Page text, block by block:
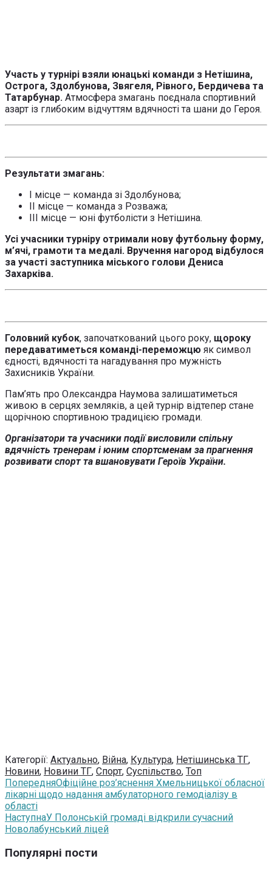
Участь у турнірі взяли юнацькі команди з Нетішина,
Острога, Здолбунова, Звягеля, Рівного, Бердичева та
Татарбунар. Атмосфера змагань поєднала спортивний
азарт із глибоким відчуттям вдячності та шани до Героя.
Результати змагань:
І місце — команда зі Здолбунова;
ІІ місце — команда з Розважа;
ІІІ місце — юні футболісти з Нетішина.
Усі учасники турніру отримали нову футбольну форму,
м’ячі, грамоти та медалі. Вручення нагород відбулося
за участі заступника міського голови Дениса
Захарківа.
Головний кубок, започаткований цього року, щороку
передаватиметься команді-переможцю як символ
єдності, вдячності та нагадування про мужність
Захисників України.
Пам’ять про Олександра Наумова залишатиметься
живою в серцях земляків, а цей турнір відтепер стане
щорічною спортивною традицією громади.
Організатори та учасники події висловили спільну
вдячність тренерам і юним спортсменам за прагнення
розвивати спорт та вшановувати Героїв України.
Категорії: Актуально, Війна, Культура, Нетішинська ТГ,
Новини, Новини ТГ, Спорт, Суспільство, Топ
ПопередняОфіційне роз’яснення Хмельницької обласної
лікарні щодо надання амбулаторного гемодіалізу в
області
НаступнаУ Полонській громаді відкрили сучасний
Новолабунський ліцей
Популярні пости